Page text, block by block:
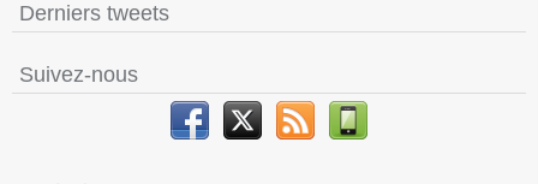
Derniers tweets
Suivez-nous